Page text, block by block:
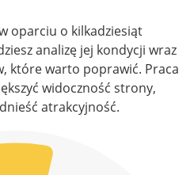
oparciu o kilkadziesiąt
analizę jej kondycji wraz
które warto poprawić. Praca
widoczność strony,
atrakcyjność.